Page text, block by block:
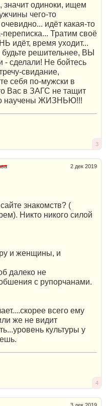
значит одиноки, ищем
чего-то
идёт какая-то
переписка... Тратим своё
идёт, время уходит...
решительнее, ВЫ
- сделали! Не бойтесь
свидание,
себя по-мужски в
Вас в ЗАГС не тащит
научены ЖИЗНЬЮ!!!
3
2 дек 2019
знакомств? (
Никто никого силой
и женщины, и
далеко не
с рупорчанами.
всего ему
же не видит
культуры у
4